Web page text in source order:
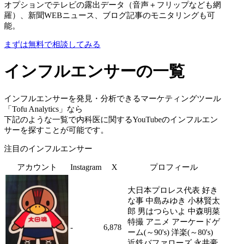
オプションでテレビの露出データ（音声＋フリップなども網
羅）、新聞WEBニュース、ブログ記事のモニタリングも可
能。
まずは無料で相談してみる
インフルエンサーの一覧
インフルエンサーを発見・分析できるマーケティングツール
「Tofu Analytics」なら
下記のような一覧で内科医に関するYouTubeのインフルエン
サーを探すことが可能です。
注目のインフルエンサー
アカウント Instagram X プロフィール
- 6,878
大日本プロレス代表 好き
な事 中島みゆき 小林賢太
郎 男はつらいよ 中森明菜
特撮 アニメ アーケードゲ
ーム(～90's) 洋楽(～80's)